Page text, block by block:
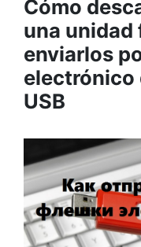
Cómo
una unidad
enviarlos
electrónico
USB